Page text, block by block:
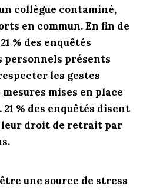
collègue contaminé,
en commun. En fin de
% des enquêtés
personnels présents
les gestes
mises en place
% des enquêtés disent
droit de retrait par
une source de stress